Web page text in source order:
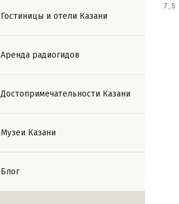
Гостиницы и отели Казани
Аренда радиогидов
Достопримечательности Казани
Музеи Казани
Блог
7,5